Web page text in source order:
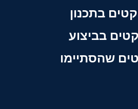
בתכנון
בביצוע
שהסתיימו